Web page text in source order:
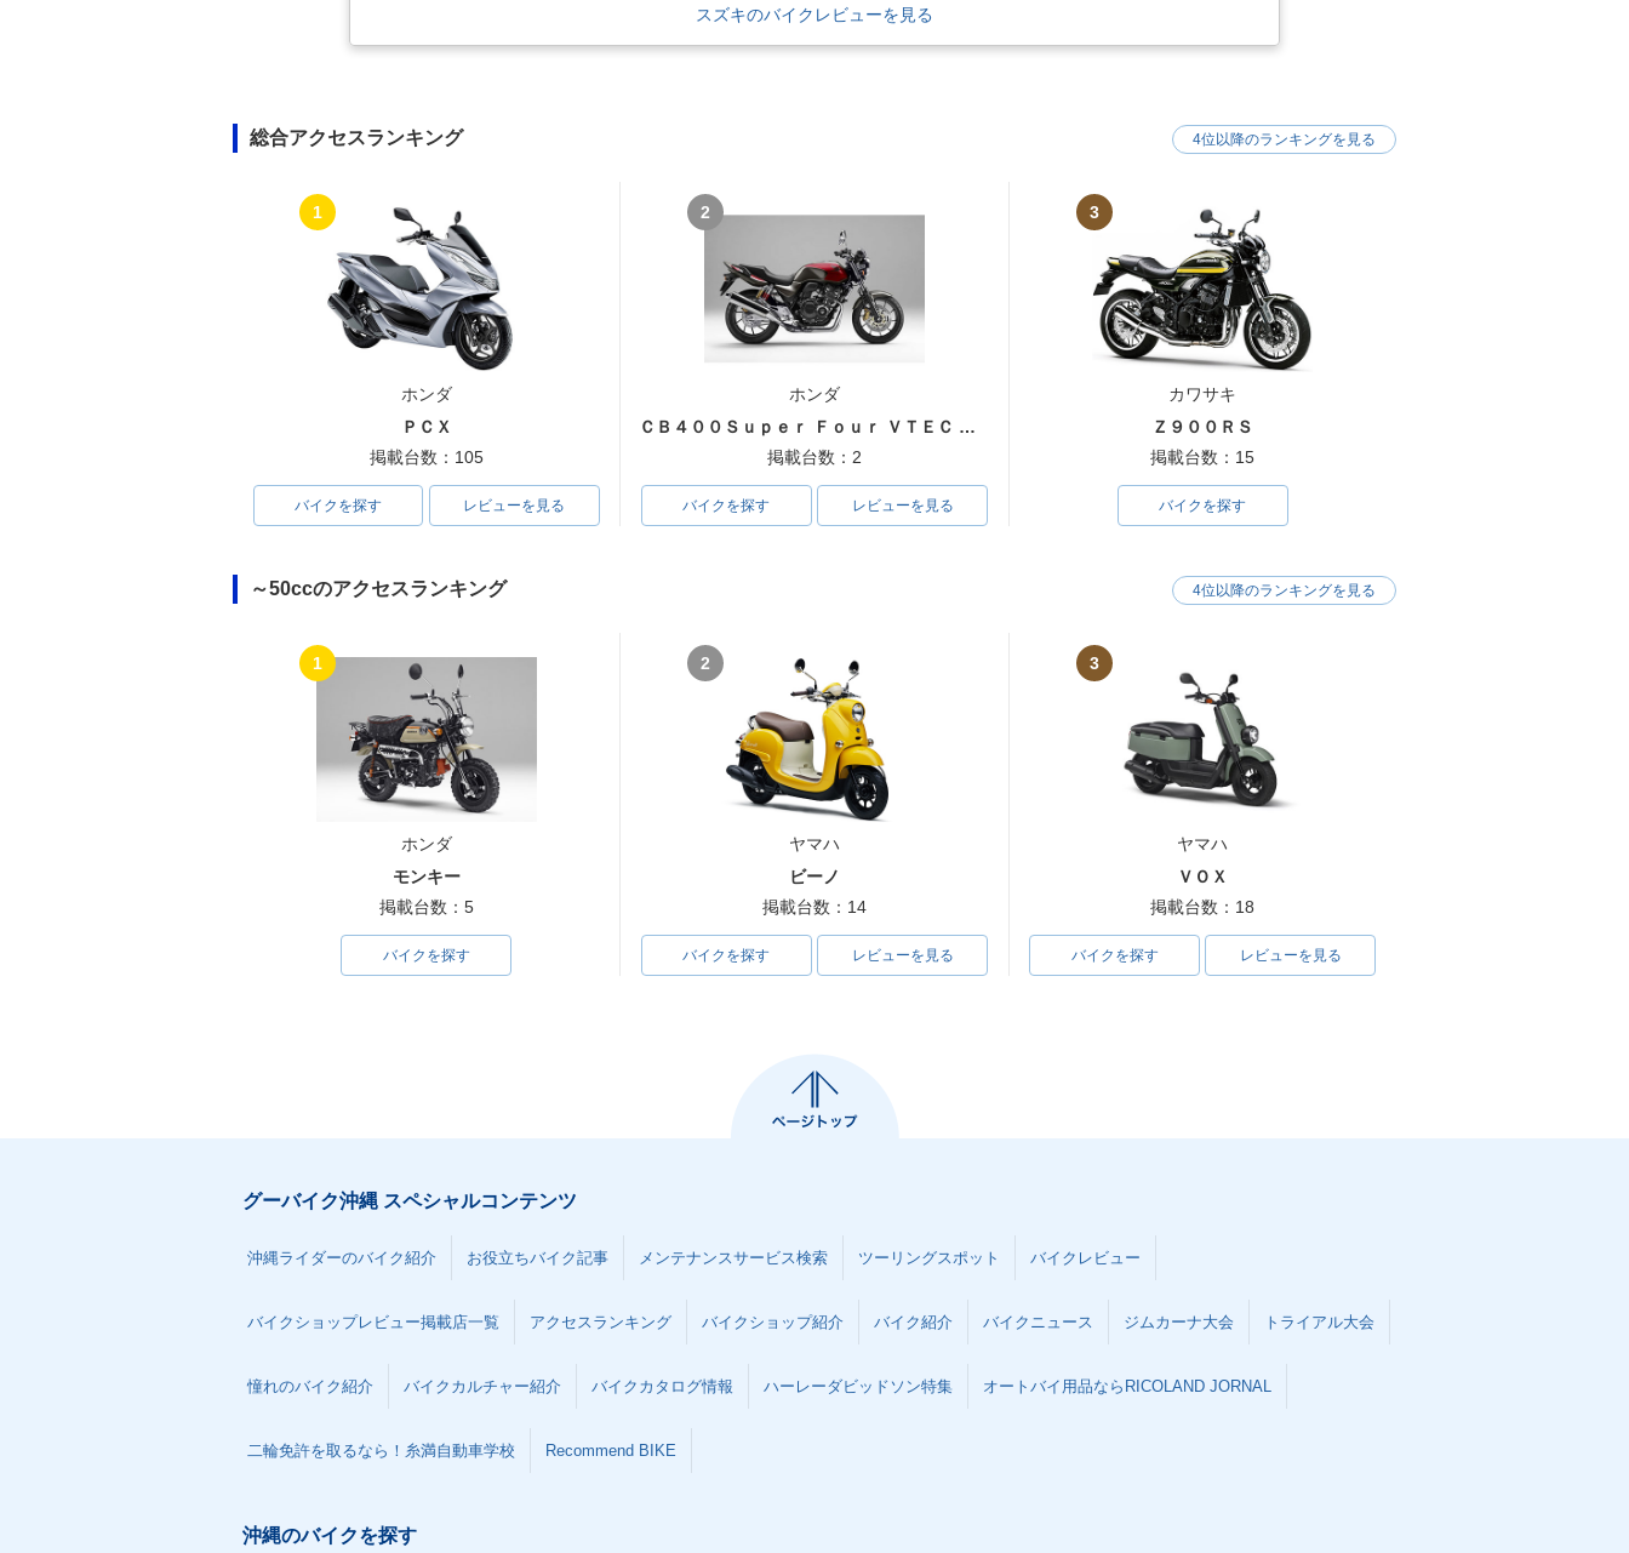
スズキのバイクレビューを見る
総合アクセスランキング
1
ホンダ
ＰＣＸ
掲載台数：105
バイクを探す レビューを見る
2
ホンダ
ＣＢ４００Ｓｕｐｅｒ Ｆｏｕｒ ＶＴＥＣ ＳＰＥＣ３
掲載台数：2
バイクを探す レビューを見る
3
カワサキ
Ｚ９００ＲＳ
掲載台数：15
バイクを探す
4位以降のランキングを見る
～50ccのアクセスランキング
1
ホンダ
モンキー
掲載台数：5
バイクを探す
2
ヤマハ
ビーノ
掲載台数：14
バイクを探す レビューを見る
3
ヤマハ
ＶＯＸ
掲載台数：18
バイクを探す レビューを見る
4位以降のランキングを見る
グーバイク沖縄 スペシャルコンテンツ
沖縄ライダーのバイク紹介 お役立ちバイク記事 メンテナンスサービス検索 ツーリングスポット バイクレビュー
バイクショップレビュー掲載店一覧 アクセスランキング バイクショップ紹介 バイク紹介 バイクニュース ジムカーナ大会 トライアル大会
憧れのバイク紹介 バイクカルチャー紹介 バイクカタログ情報 ハーレーダビッドソン特集 オートバイ用品ならRICOLAND JORNAL
二輪免許を取るなら！糸満自動車学校 Recommend BIKE
沖縄のバイクを探す